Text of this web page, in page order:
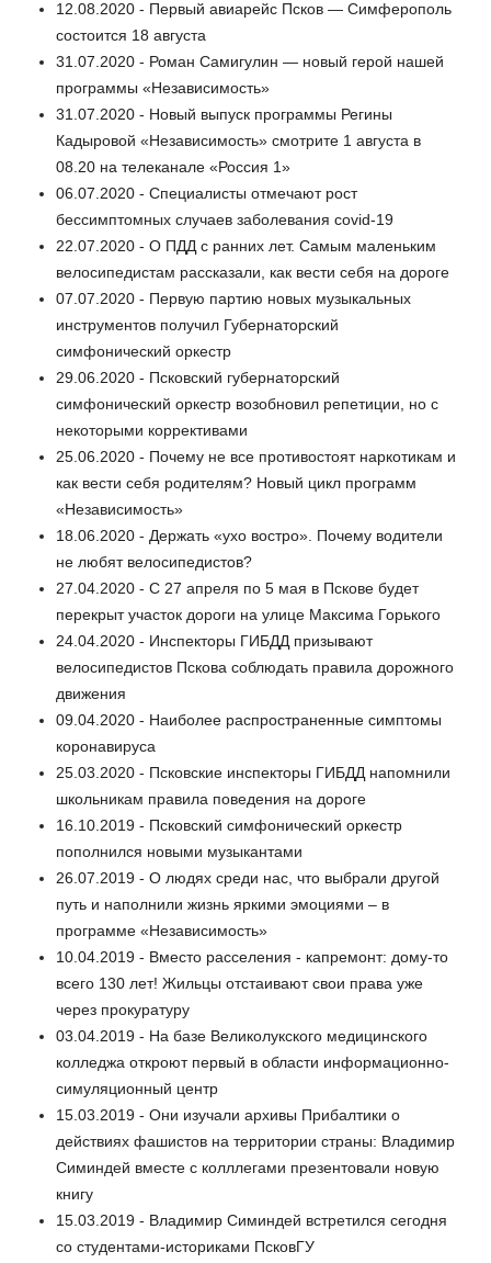
12.08.2020 - Первый авиарейс Псков — Симферополь
состоится 18 августа
31.07.2020 - Роман Самигулин — новый герой нашей
программы «Независимость»
31.07.2020 - Новый выпуск программы Регины
Кадыровой «Независимость» смотрите 1 августа в
08.20 на телеканале «Россия 1»
06.07.2020 - Специалисты отмечают рост
бессимптомных случаев заболевания covid-19
22.07.2020 - О ПДД с ранних лет. Самым маленьким
велосипедистам рассказали, как вести себя на дороге
07.07.2020 - Первую партию новых музыкальных
инструментов получил Губернаторский
симфонический оркестр
29.06.2020 - Псковский губернаторский
симфонический оркестр возобновил репетиции, но с
некоторыми коррективами
25.06.2020 - Почему не все противостоят наркотикам и
как вести себя родителям? Новый цикл программ
«Независимость»
18.06.2020 - Держать «ухо востро». Почему водители
не любят велосипедистов?
27.04.2020 - С 27 апреля по 5 мая в Пскове будет
перекрыт участок дороги на улице Максима Горького
24.04.2020 - Инспекторы ГИБДД призывают
велосипедистов Пскова соблюдать правила дорожного
движения
09.04.2020 - Наиболее распространенные симптомы
коронавируса
25.03.2020 - Псковские инспекторы ГИБДД напомнили
школьникам правила поведения на дороге
16.10.2019 - Псковский симфонический оркестр
пополнился новыми музыкантами
26.07.2019 - О людях среди нас, что выбрали другой
путь и наполнили жизнь яркими эмоциями – в
программе «Независимость»
10.04.2019 - Вместо расселения - капремонт: дому-то
всего 130 лет! Жильцы отстаивают свои права уже
через прокуратуру
03.04.2019 - На базе Великолукского медицинского
колледжа откроют первый в области информационно-
симуляционный центр
15.03.2019 - Они изучали архивы Прибалтики о
действиях фашистов на территории страны: Владимир
Симиндей вместе с колллегами презентовали новую
книгу
15.03.2019 - Владимир Симиндей встретился сегодня
со студентами-историками ПсковГУ